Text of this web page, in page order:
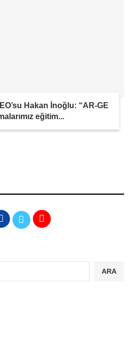
Hakan İnoğlu: “AR-GE
eğitim...
ARA